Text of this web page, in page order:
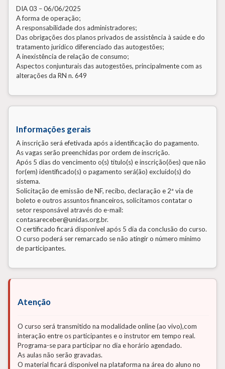
DIA 03 – 06/06/2025
A forma de operação;
A responsabilidade dos administradores;
Das obrigações dos planos privados de assistência à saúde e do
tratamento jurídico diferenciado das autogestões;
A inexistência de relação de consumo;
Aspectos conjunturais das autogestões, principalmente com as
alterações da RN n. 649
Informações gerais
A inscrição será efetivada após a identificação do pagamento.
As vagas serão preenchidas por ordem de inscrição.
Após 5 dias do vencimento o(s) título(s) e inscrição(ões) que não
for(em) identificado(s) o pagamento será(ão) excluído(s) do
sistema.
Solicitação de emissão de NF, recibo, declaração e 2ª via de
boleto e outros assuntos financeiros, solicitamos contatar o
setor responsável através do e-mail:
contasareceber@unidas.org.br.
O certificado ficará disponível após 5 dia da conclusão do curso.
O curso poderá ser remarcado se não atingir o número mínimo
de participantes.
Atenção
O curso será transmitido na modalidade online (ao vivo),com
interação entre os participantes e o instrutor em tempo real.
Programa-se para participar no dia e horário agendado.
As aulas não serão gravadas.
O material ficará disponível na plataforma na área do aluno no